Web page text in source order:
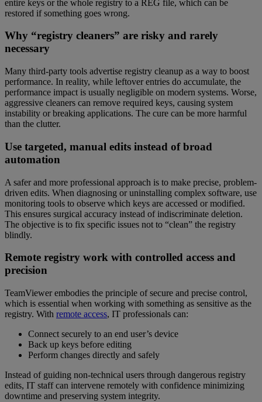
entire keys or the whole registry to a REG file, which can be
restored if something goes wrong.
Why “registry cleaners” are risky and rarely
necessary
Many third-party tools advertise registry cleanup as a way to boost
performance. In reality, while leftover entries do accumulate, the
performance impact is usually negligible on modern systems. Worse,
aggressive cleaners can remove required keys, causing system
instability or breaking applications. The cure can be more harmful
than the clutter.
Use targeted, manual edits instead of broad
automation
A safer and more professional approach is to make precise, problem-
driven edits. When diagnosing or uninstalling complex software, use
monitoring tools to observe which keys are accessed or modified.
This ensures surgical accuracy instead of indiscriminate deletion.
The objective is to fix specific issues not to “clean” the registry
blindly.
Remote registry work with controlled access and
precision
TeamViewer embodies the principle of secure and precise control,
which is essential when working with something as sensitive as the
registry. With remote access, IT professionals can:
Connect securely to an end user’s device
Back up keys before editing
Perform changes directly and safely
Instead of guiding non-technical users through dangerous registry
edits, IT staff can intervene remotely with confidence minimizing
downtime and preserving system integrity.